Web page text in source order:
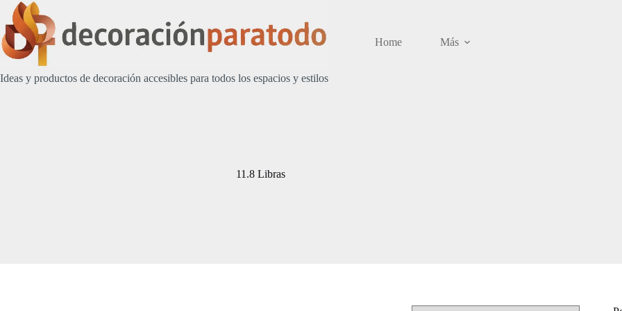
Saltar
contenido
Ideas y productos de decoración accesibles para todos los espacios y estilos
Home Más
11.8 Libras